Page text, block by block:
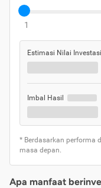
1
Estimasi Nilai
Imbal Hasil
* Berdasarkan performa
masa depan.
Apa manfaat